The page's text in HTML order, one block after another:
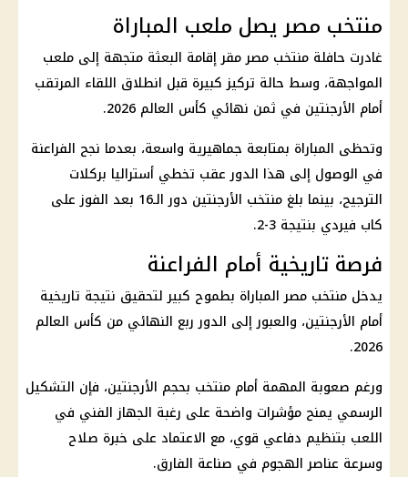
منتخب مصر يصل ملعب المباراة
غادرت حافلة منتخب مصرمقر إقامة البعثة متجهة إلى ملعب
المواجهة، وسط حالة تركيز كبيرة قبل انطلاق اللقاء المرتقب
أمام الأرجنتين في ثمن نهائي كأس العالم
وتحظى المباراة بمتابعة جماهيرية واسعة، بعدما نجح الفراعنة
في الوصول إلى هذا الدور عقب تخطي أستراليا بركلات
الترجيح، بينما بلغمنتخب الأرجنتين
دور الـ16 بعد الفوز على
كاب فيردي بنتيجة 3-2.
فرصة تاريخية أمام الفراعنة
يدخل منتخب مصرالمباراة بطموح كبير لتحقيق نتيجة تاريخية
أمام الأرجنتين، والعبور إلى الدورربع النهائي من كأس العالم
2026.
ورغم صعوبة المهمة أمام منتخب بحجم الأرجنتين، فإن التشكيل
الرسمي يمنح مؤشرات واضحة على رغبة الجهاز الفني في
اللعب بتنظيم دفاعي قوي، مع الاعتماد على خبرة صلاح
وسرعة عناصر الهجوم في صناعة الفارق.